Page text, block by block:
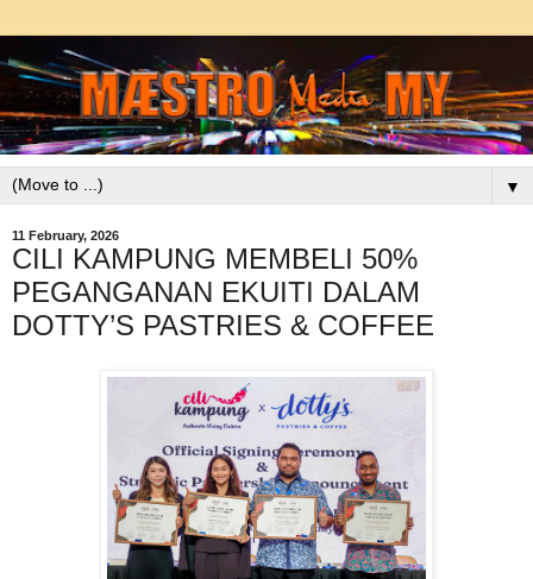
▼
11 February, 2026
CILI KAMPUNG MEMBELI 50%
PEGANGANAN EKUITI DALAM
DOTTY’S PASTRIES & COFFEE